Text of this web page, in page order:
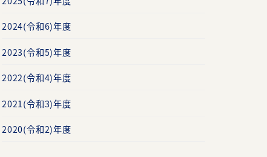
2024(令和6)年度
2023(令和5)年度
2022(令和4)年度
2021(令和3)年度
2020(令和2)年度